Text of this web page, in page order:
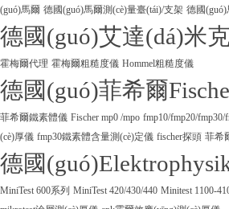
(guó)馬爾 德國(guó)馬爾測(cè)量臺(tái)/支架 德國
德國(guó)艾達(dá)米
霍梅爾代理 霍梅爾粗糙度儀 Hommel粗糙度儀
德國(guó)菲希爾
菲希爾鐵素體儀 Fischer mp0 /mpo fmp10/fmp20/fmp30/
(cè)厚儀 fmp30鐵素體含量測(cè)定儀 fischer探頭 菲希
德國
MiniTest 600系列 MiniTest 420/430/440 Minitest 1100-